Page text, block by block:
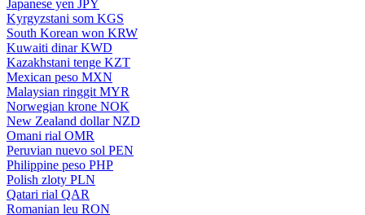
Japanese yen JPY
Kyrgyzstani som KGS
South Korean won KRW
Kuwaiti dinar KWD
Kazakhstani tenge KZT
Mexican peso MXN
Malaysian ringgit MYR
Norwegian krone NOK
New Zealand dollar NZD
Omani rial OMR
Peruvian nuevo sol PEN
Philippine peso PHP
Polish zloty PLN
Qatari rial QAR
Romanian leu RON